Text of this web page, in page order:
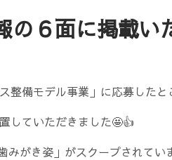
就職応援サイト）
）』
ロジェクト お問い合わせ
の６面に掲載い
整備モデル事業」に応募したと
していただきました🤩👍
みがき姿」がスクープされてい